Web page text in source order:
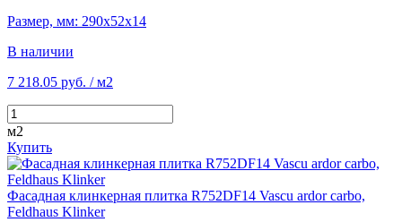
Размер, мм: 290х52х14
В наличии
7 218.05 руб. / м2
м2
Купить
Фасадная клинкерная плитка R752DF14 Vascu ardor carbo,
Feldhaus Klinker